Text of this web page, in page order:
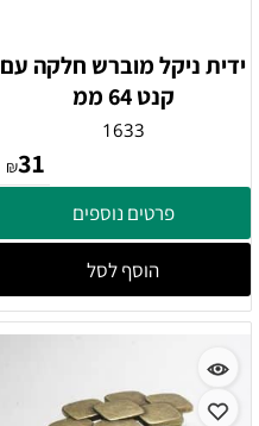
ידית ניקל מוברש חלקה עם
קנט 64 ממ
1633
₪31
פרטים נוספים
הוסף לסל